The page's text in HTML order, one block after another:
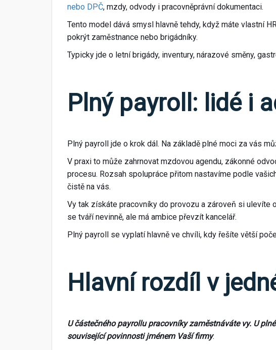
nebo DPČ, mzdy, odvody i pracovněprávní dokumentaci.
Tento model dává smysl hlavně tehdy, když máte vlastní
pokrýt zaměstnance nebo brigádníky.
Typicky jde o letní brigády, inventury, nárazové směny,
Plný payroll: lidé i
Plný payroll jde o krok dál. Na základě plné moci za vás
V praxi to může zahrnovat mzdovou agendu, zákonné
procesu. Rozsah spolupráce přitom nastavíme podle
čistě na vás.
Vy tak získáte pracovníky do provozu a zároveň si ulevíte
se tváří nevinně, ale má ambice převzít kancelář.
Plný payroll se vyplatí hlavně ve chvíli, kdy řešíte větší
Hlavní rozdíl v
U částečného payrollu pracovníky zaměstnáváte vy. U
související povinnosti jménem Vaší firmy.